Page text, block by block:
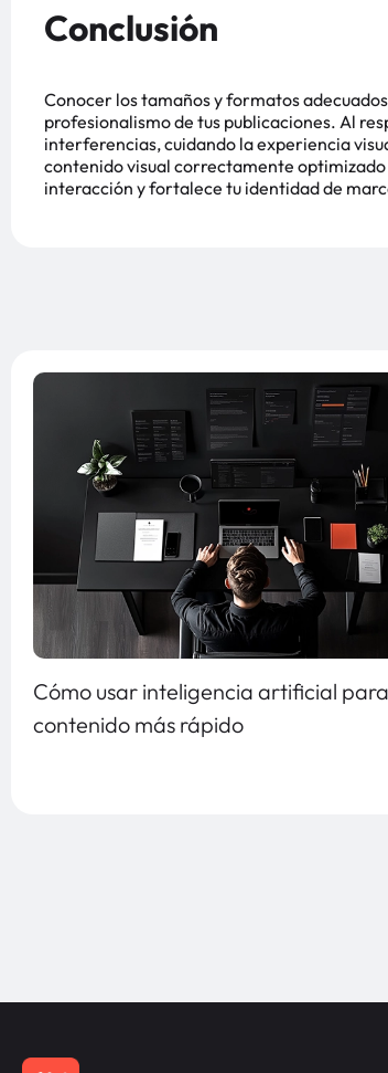
Conclusión
Conocer los tamaños y formatos
profesionalismo de tus publicaciones. Al
interferencias, cuidando la experiencia
contenido visual correctamente
interacción y fortalece tu identidad de
Cómo usar inteligencia artificial
contenido más rápido